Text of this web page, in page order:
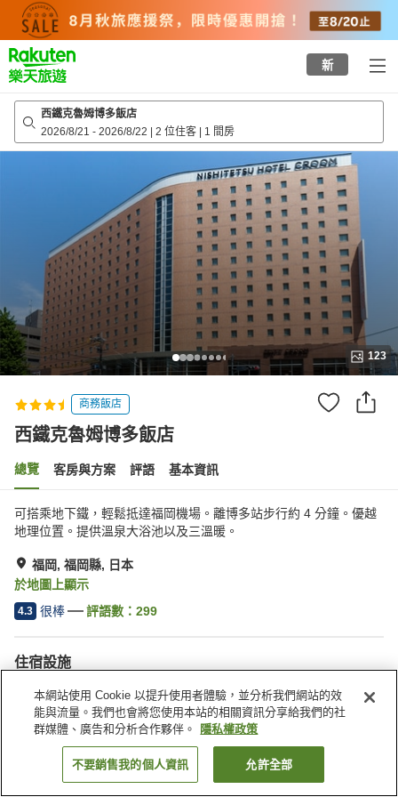
top
page
新
西鐵克魯姆博多飯店
2026/8/21 - 2026/8/22 | 2 位住客 | 1 間房
123
商務飯店
西鐵克魯姆博多飯店
總覽 客房與方案 評語 基本資訊
可搭乘地下鐵，輕鬆抵達福岡機場。離博多站步行約 4 分鐘。優越
地理位置。提供溫泉大浴池以及三溫暖。
福岡, 福岡縣, 日本
於地圖上顯示
4.3 很棒 評語數： 299
住宿設施
停車場
三溫暖
Spa／美容沙龍
餐廳
找客房
本網站使用 Cookie 以提升使用者體驗，並分析我們網站的效
能與流量。我們也會將您使用本站的相關資訊分享給我們的社
群媒體、廣告和分析合作夥伴。
隱私權政策
不要銷售我的個人資訊 允許全部